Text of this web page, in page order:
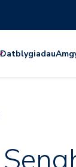
Datblygiadau